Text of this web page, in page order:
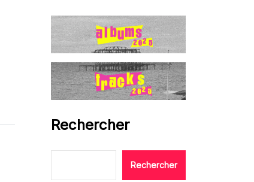
Rechercher
Rechercher